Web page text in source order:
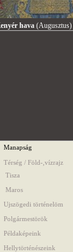
hava (Augusztus)
Manapság
Térség / Föld-,vízrajz
Tisza
Maros
Ujszögedi történelöm
Polgármestörök
Példaképeink
Hellytörténészeink